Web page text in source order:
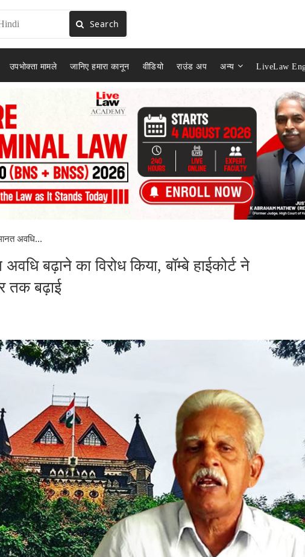
Search
उपभोक्ता मामले जानिए हमारा कानून वीडियो राउंड अप अन्य LiveLaw
अवधि...
बढ़ाने का विरोध किया, बॉम्बे हाईकोर्ट ने
तक बढ़ाई